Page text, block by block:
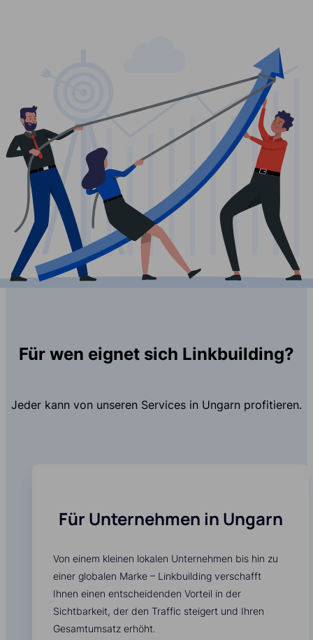
Für wen eignet sich Linkbuilding?
Jeder kann von unseren Services in Ungarn profitieren.
Für Unternehmen in Ungarn
Von einem kleinen lokalen Unternehmen bis hin zu
einer globalen Marke – Linkbuilding verschafft
Ihnen einen entscheidenden Vorteil in der
Sichtbarkeit, der den Traffic steigert und Ihren
Gesamtumsatz erhöht.